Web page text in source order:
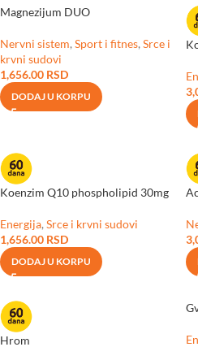
Magnezijum DUO
Nervni sistem, Sport i fitnes, Srce i
krvni sudovi
1,656.00 RSD
DODAJ U KORPU
Koenzim Q10 phospholipid 30mg
Energija, Srce i krvni sudovi
1,656.00 RSD
DODAJ U KORPU
Hrom